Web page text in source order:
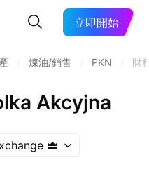
立即開始
煉油/銷售 PKN 財
Akcyjna